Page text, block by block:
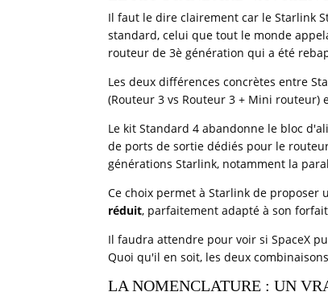
Il faut le dire clairement car le Starlink
standard, celui que tout le monde
routeur de 3è génération qui a été
Les deux différences concrètes entre
(Routeur 3 vs Routeur 3 + Mini routeur)
Le kit Standard 4 abandonne le bloc
de ports de sortie dédiés pour le
générations Starlink, notamment la
Ce choix permet à Starlink de
réduit, parfaitement adapté à son
Il faudra attendre pour voir si SpaceX
Quoi qu'il en soit, les deux
LA NOMENCLATURE : UN